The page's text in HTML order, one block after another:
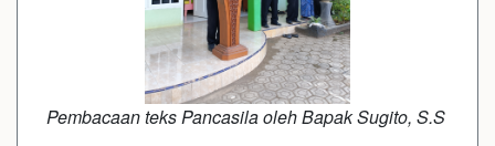
Pembacaan teks Pancasila oleh Bapak Sugito, S.S